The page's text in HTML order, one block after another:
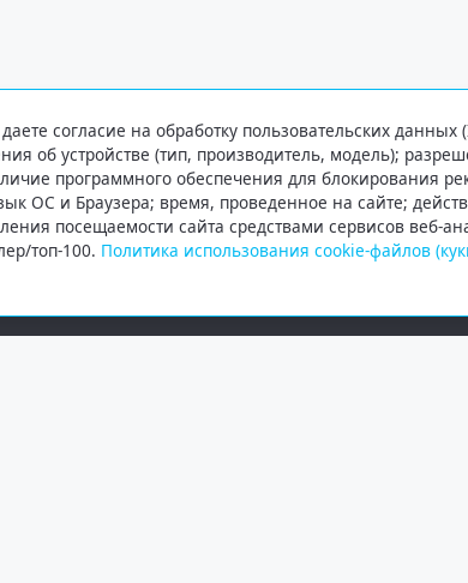
согласие на обработку пользовательских данных
об устройстве (тип, производитель, модель);
программного обеспечения для блокирования
ОС и Браузера; время, проведенное на сайте;
посещаемости сайта средствами сервисов веб-
топ-100. Политика использования cookie-файлов